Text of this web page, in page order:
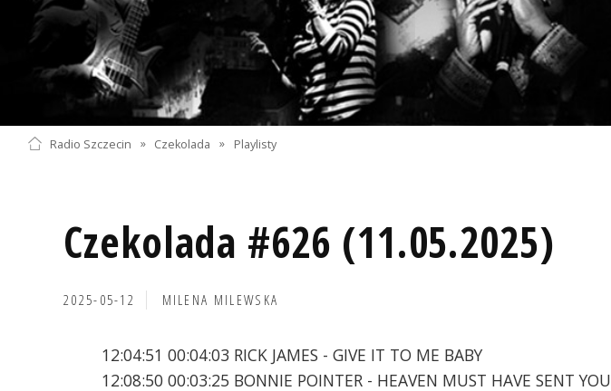
Radio Szczecin » Czekolada » Playlisty
Czekolada #626 (11.05.2025)
2025-05-12 MILENA MILEWSKA
12:04:51 00:04:03 RICK JAMES - GIVE IT TO ME BABY
12:08:50 00:03:25 BONNIE POINTER - HEAVEN MUST HAVE SENT YOU